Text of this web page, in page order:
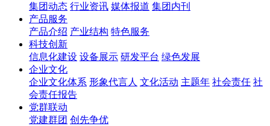
集团动态 行业资讯 媒体报道 集团内刊
产品服务
产品介绍 产业结构 特色服务
科技创新
信息化建设 设备展示 研发平台 绿色发展
企业文化
企业文化体系 形象代言人 文化活动 主题年 社会责任 社
会责任报告
党群联动
党建群团 创先争优